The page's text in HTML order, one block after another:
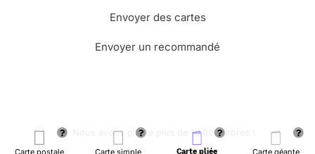
Carte postale Carte simple Carte pliée Carte géante
Envoyer des cartes
Envoyer un recommandé
🌳 Nous avons planté plus de 13.000 arbres !